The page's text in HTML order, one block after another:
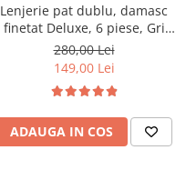
Lenjerie pat dublu, damasc
finetat Deluxe, 6 piese, Gri
Inchis
280,00 Lei
149,00 Lei
ADAUGA IN COS